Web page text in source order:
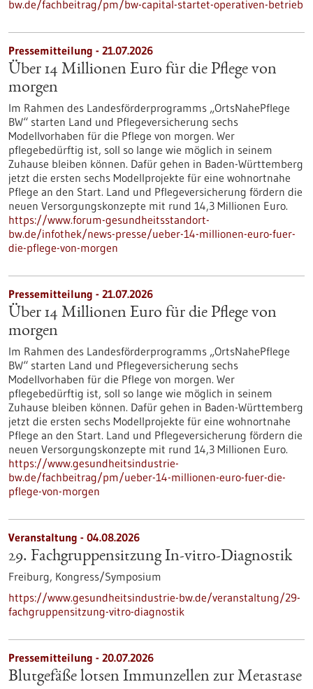
bw.de/fachbeitrag/pm/bw-capital-startet-operativen-betrieb
Pressemitteilung - 21.07.2026
Über 14 Millionen Euro für die Pflege von
morgen
Im Rahmen des Landesförderprogramms „OrtsNahePflege
BW“ starten Land und Pflegeversicherung sechs
Modellvorhaben für die Pflege von morgen. Wer
pflegebedürftig ist, soll so lange wie möglich in seinem
Zuhause bleiben können. Dafür gehen in Baden-Württemberg
jetzt die ersten sechs Modellprojekte für eine wohnortnahe
Pflege an den Start. Land und Pflegeversicherung fördern die
neuen Versorgungskonzepte mit rund 14,3 Millionen Euro.
https://www.forum-gesundheitsstandort-
bw.de/infothek/news-presse/ueber-14-millionen-euro-fuer-
die-pflege-von-morgen
Pressemitteilung - 21.07.2026
Über 14 Millionen Euro für die Pflege von
morgen
Im Rahmen des Landesförderprogramms „OrtsNahePflege
BW“ starten Land und Pflegeversicherung sechs
Modellvorhaben für die Pflege von morgen. Wer
pflegebedürftig ist, soll so lange wie möglich in seinem
Zuhause bleiben können. Dafür gehen in Baden-Württemberg
jetzt die ersten sechs Modellprojekte für eine wohnortnahe
Pflege an den Start. Land und Pflegeversicherung fördern die
neuen Versorgungskonzepte mit rund 14,3 Millionen Euro.
https://www.gesundheitsindustrie-
bw.de/fachbeitrag/pm/ueber-14-millionen-euro-fuer-die-
pflege-von-morgen
Veranstaltung - 04.08.2026
29. Fachgruppensitzung In-vitro-Diagnostik
Freiburg, Kongress/Symposium
https://www.gesundheitsindustrie-bw.de/veranstaltung/29-
fachgruppensitzung-vitro-diagnostik
Pressemitteilung - 20.07.2026
Blutgefäße lotsen Immunzellen zur Metastase